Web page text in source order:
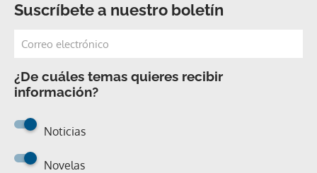
Suscríbete a nuestro boletín
¿De cuáles temas quieres recibir
información?
Noticias
Novelas